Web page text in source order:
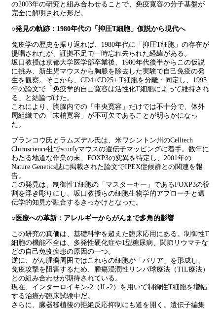
の2003年の研究と組み合わせることで、免疫寛容の分子基盤が
完全に解明された形だ。
○発見の軌跡：1980年代の「抑圧T細胞」仮説から現代へ
免疫学の歴史を振り返れば、1980年代に「抑圧T細胞」の存在が
提唱されたが、証拠不足で一時忘れ去られた経緯がある。
坂口教授は京都大学医学部卒業後、1980年代後半からこの仮説
に挑み、新生児マウスから胸腺を除去した実験で自己免疫の発
生を観察。そこから、CD4+CD25+ T細胞を分離・同定し、1995
年の論文で「免疫学的自己寛容は活性化T細胞によって維持され
る」と結論づけた。
これにより、胸腺内での「中央寛容」だけでは不十分で、体外
周組織での「末梢寛容」が不可欠であることが明らかになっ
た。
ブランコウ氏とラムズデル氏は、米ワシントン州のCelltech
Chiroscience社でscurfyマウスの遺伝子マッピングに着手。数年に
わたる地道な作業の末、FOXP3の変異を特定し、2001年の
Nature Genetics誌に掲載された論文でIPEX症候群との関連を報
告。
この発見は、制御性T細胞の「マスターキー」であるFOXP3の役
割を浮き彫りにし、坂口教授らの細胞生物学的アプローチと遺
伝学的知見が融合するきっかけとなった。
○医療への革新：アレルギーからがんまで多角的影響
この研究の真価は、基礎科学を超えた臨床応用にある。制御性T
細胞の機能不全は、多発性硬化症や1型糖尿病、関節リウマチな
どの自己免疫疾患の原因の一つ。
逆に、がん腫瘍周囲ではこれらの細胞が「バリア」を形成し、
免疫攻撃を阻害するため、腫瘍浸潤性リンパ球療法（TIL療法）
との組み合わせが期待されている。
現在、インターロイキン-2（IL-2）を用いて制御性T細胞を増幅
する治療が臨床試験中だ。
さらに、臓器移植後の拒絶反応抑制にも道を開く。遺伝子編集